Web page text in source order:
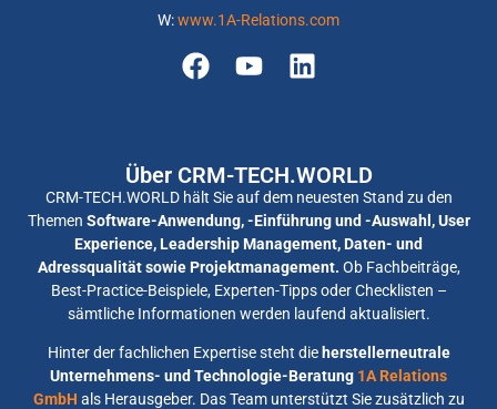
W:www.1A-Relations.com
Über CRM-TECH.WORLD
CRM-TECH.WORLD hält Sie auf dem neuesten Stand zu den
Themen Software-Anwendung, -Einführung und -Auswahl, User
Experience, Leadership Management, Daten- und
Adressqualität sowie Projektmanagement. Ob Fachbeiträge,
Best-Practice-Beispiele, Experten-Tipps oder Checklisten –
sämtliche Informationen werden laufend aktualisiert.
Hinter der fachlichen Expertise steht die herstellerneutrale
Unternehmens- und Technologie-Beratung 1A Relations
GmbH als Herausgeber. Das Team unterstützt Sie zusätzlich zu